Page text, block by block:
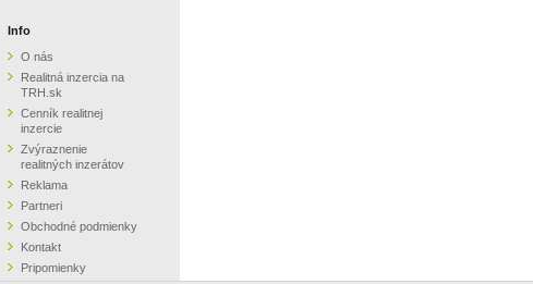
Info
O nás
Realitná inzercia na
TRH.sk
Cenník realitnej
inzercie
Zvýraznenie
realitných inzerátov
Reklama
Partneri
Obchodné podmienky
Kontakt
Pripomienky